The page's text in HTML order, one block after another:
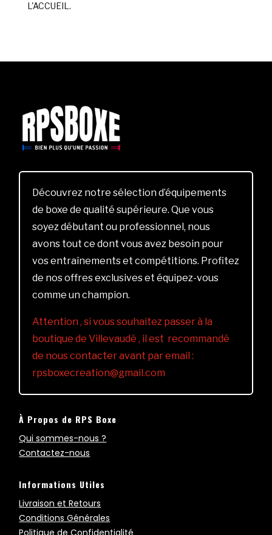
L'ACCUEIL.
Découvrez notre sélection d’équipements
de boxe de qualité supérieure. Que vous
soyez débutant ou professionnel, nous
avons tout ce dont vous avez besoin pour
vos entraînements et compétitions. Profitez
de nos offres exclusives et équipez-vous
comme un champion.
Attention , si vous souhaitez passer à la
boutique de Villevaudé , il est recommandé
de nous contacter avant par email :
rpsboxecreation@gmail.com
À Propos de RPS Boxe
Qui sommes-nous ?
Contactez-nous
Informations Utiles
Livraison et Retours
Conditions Générales
Politique de Confidentialité